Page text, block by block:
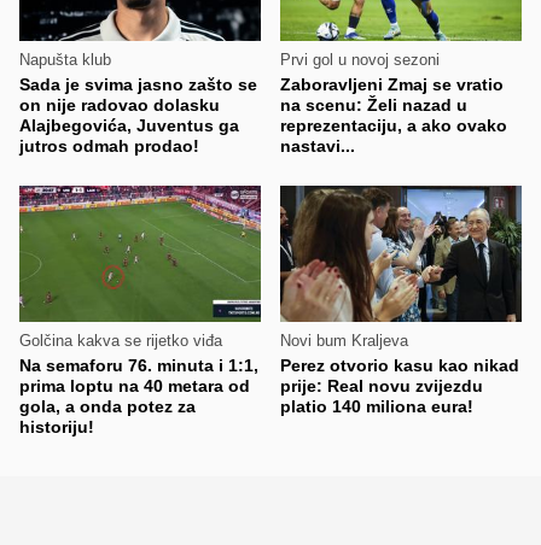
Napušta klub
Sada je svima jasno zašto se
on nije radovao dolasku
Alajbegovića, Juventus ga
jutros odmah prodao!
Prvi gol u novoj sezoni
Zaboravljeni Zmaj se vratio
na scenu: Želi nazad u
reprezentaciju, a ako ovako
nastavi...
Golčina kakva se rijetko viđa
Na semaforu 76. minuta i 1:1,
prima loptu na 40 metara od
gola, a onda potez za
historiju!
Novi bum Kraljeva
Perez otvorio kasu kao nikad
prije: Real novu zvijezdu
platio 140 miliona eura!